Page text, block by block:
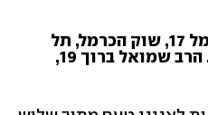
", הכרמל 17, שוק הכרמל, תל
אביב, טל' 03-5167925. הרב שמואל ברוך 19,